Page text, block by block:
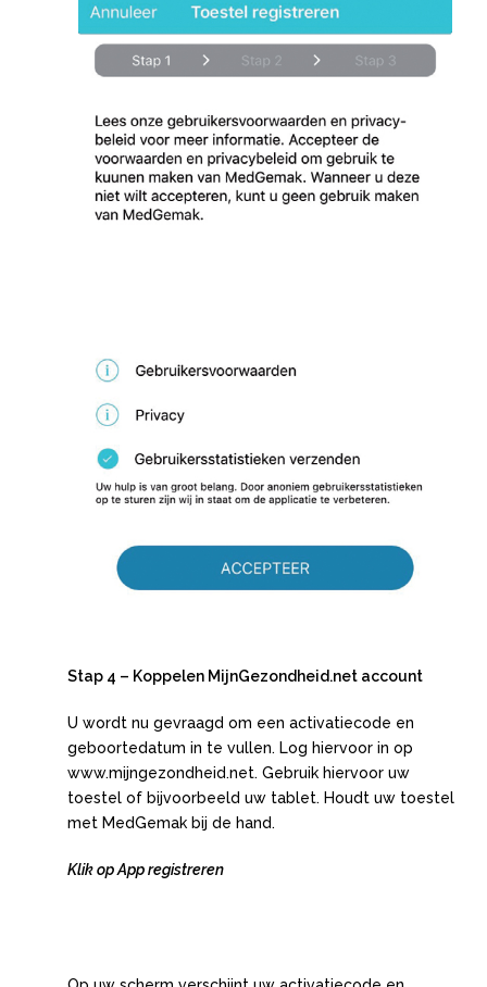
Stap 4 – Koppelen MijnGezondheid.net account
U wordt nu gevraagd om een activatiecode en
geboortedatum in te vullen. Log hiervoor in op
www.mijngezondheid.net. Gebruik hiervoor uw
toestel of bijvoorbeeld uw tablet. Houdt uw toestel
met MedGemak bij de hand.
Klik op App registreren